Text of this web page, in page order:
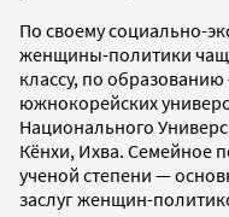
По своему социально-
женщины-политики
классу, по
южнокорейских
Национального
Кёнхи, Ихва. Семейное
ученой степени —
заслуг женщин-